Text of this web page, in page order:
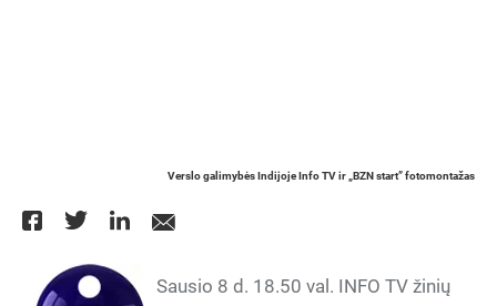
Verslo galimybės Indijoje Info TV ir „BZN start” fotomontažas
Sausio 8 d. 18.50 val. INFO TV žinių